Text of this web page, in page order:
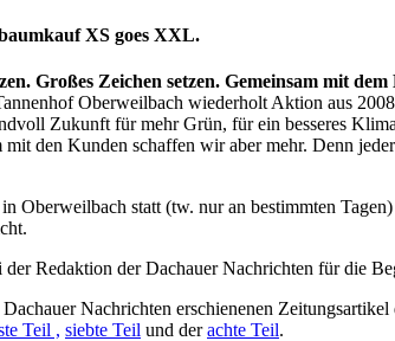
XS goes XXL.
Großes Zeichen setzen. Gemeinsam mit
Oberweilbach wiederholt Aktion aus
Zukunft für mehr Grün, für ein besseres
mit den Kunden schaffen wir aber mehr. Denn
Oberweilbach statt (tw. nur an bestimmten
der Redaktion der Dachauer Nachrichten für die
Dachauer Nachrichten erschienenen
Teil , siebte Teil und derachte Teil.